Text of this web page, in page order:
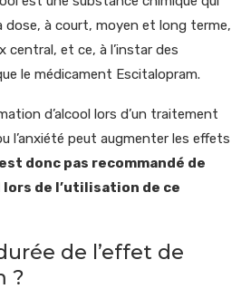
à court, moyen et long terme,
central, et ce, à l’instar des
le médicament Escitalopram.
d’alcool lors d’un traitement
l’anxiété peut augmenter les effets
donc pas recommandé de
lors de l’utilisation de ce
de l’effet de
?